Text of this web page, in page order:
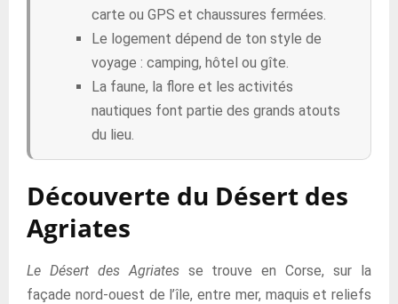
carte ou GPS et chaussures fermées.
Le logement dépend de ton style de
voyage : camping, hôtel ou gîte.
La faune, la flore et les activités
nautiques font partie des grands atouts
du lieu.
Découverte du Désert des
Agriates
Le Désert des Agriatesse trouve en Corse, sur la
façade nord-ouest de l’île, entre mer, maquis et reliefs